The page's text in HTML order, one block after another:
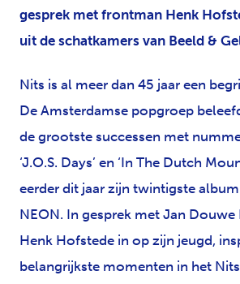
gesprek met frontman Henk
uit de schatkamers van Beeld &
Nits is al meer dan 45 jaar een
De Amsterdamse popgroep
de grootste successen met
‘J.O.S. Days’ en ‘In The Dutch
eerder dit jaar zijn twintigste
NEON. In gesprek met Jan Douwe
Henk Hofstede in op zijn jeugd,
belangrijkste momenten in het